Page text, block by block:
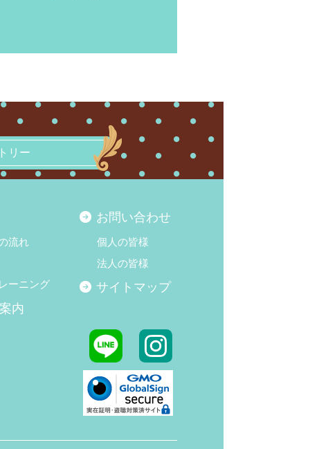
リー
流れ
ーニング
内
お問い合わせ
個人の皆様
法人の皆様
サイトマップ